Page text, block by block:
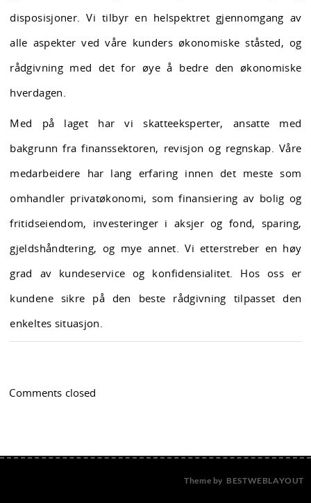
disposisjoner. Vi tilbyr en helspektret gjennomgang av
alle aspekter ved våre kunders økonomiske ståsted, og
rådgivning med det for øye å bedre den økonomiske
hverdagen.
Med på laget har vi skatteeksperter, ansatte med
bakgrunn fra finanssektoren, revisjon og regnskap. Våre
medarbeidere har lang erfaring innen det meste som
omhandler privatøkonomi, som finansiering av bolig og
fritidseiendom, investeringer i aksjer og fond, sparing,
gjeldshåndtering, og mye annet. Vi etterstreber en høy
grad av kundeservice og konfidensialitet. Hos oss er
kundene sikre på den beste rådgivning tilpasset den
enkeltes situasjon.
Comments closed
Theme by BESTWEBLAYOUT